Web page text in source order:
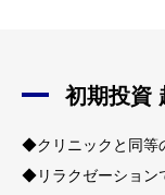
初期投資
◆クリニックと同等
◆リラクゼーション